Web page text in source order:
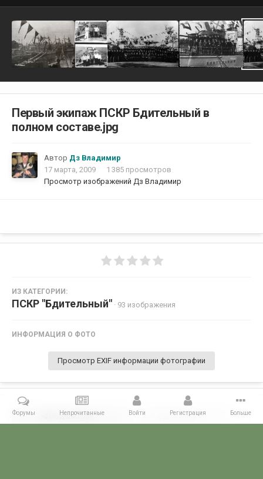
Первый экипаж ПСКР Бдительный в
полном составе.jpg
Автор Дз Владимир
17 марта, 2009
1 385 просмотров
Просмотр изображений Дз Владимир
ИЗ КАТЕГОРИИ:
ПСКР "Бдительный" · 93 изображения
ИНФОРМАЦИЯ О ФОТО
Просмотр EXIF информации фотографии
Поделиться Подписчики 0
Форумы Непрочитанные Войти Регистрация Больше